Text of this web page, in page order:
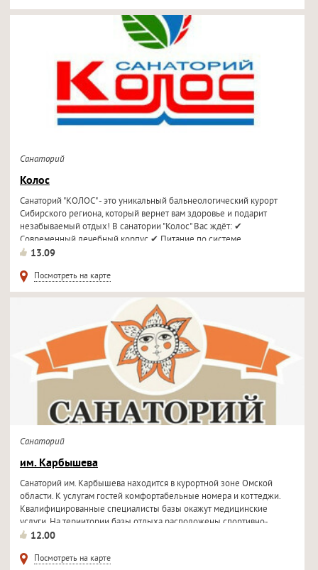
Санаторий
Колос
Санаторий "КОЛОС" - это уникальный бальнеологический курорт
Сибирского региона, который вернет вам здоровье и подарит
незабываемый отдых! В санатории "Колос" Вас ждёт: ✔
Современный лечебный корпус ✔ Питание по системе...
13.09
Посмотреть на карте
Санаторий
им. Карбышева
Санаторий им. Карбышева находится в курортной зоне Омской
области. К услугам гостей комфортабельные номера и коттеджи.
Квалифицированные специалисты базы окажут медицинские
услуги. На териитории базы отдыха расположены спортивно-
оздоровительный...
12.00
Посмотреть на карте